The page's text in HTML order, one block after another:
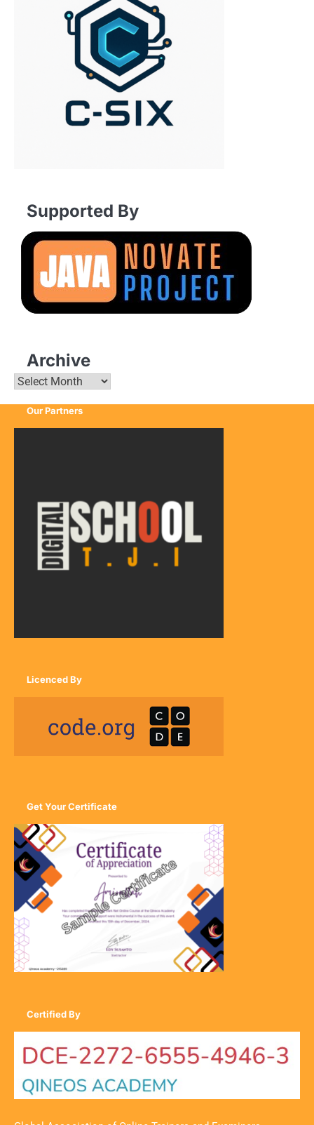
Supported By
Archive
Archive
Our Partners
Licenced By
Get Your Certificate
Certified By